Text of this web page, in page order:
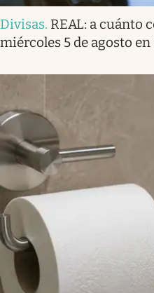
Divisas. REAL: a cuánto
miércoles 5 de agosto